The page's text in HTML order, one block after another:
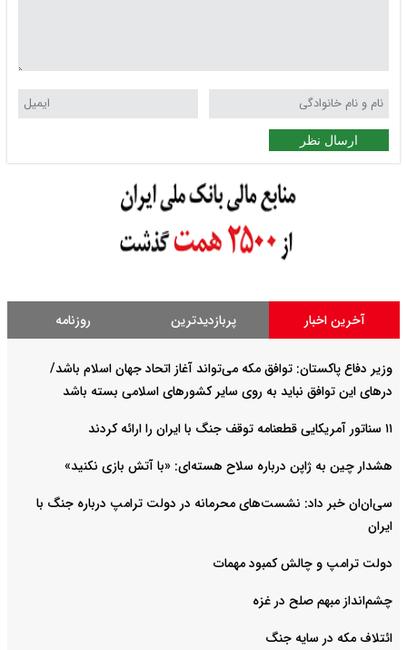
ارسال نظر
آخرین اخبار پربازدیدترین روزنامه
وزیر دفاع پاکستان: توافق مکه می‌تواند آغاز اتحاد جهان اسلام باشد/
درهای این توافق نباید به روی سایر کشورهای اسلامی بسته باشد
۱۱ سناتور آمریکایی قطعنامه توقف جنگ با ایران را ارائه کردند
هشدار چین به ژاپن درباره سلاح هسته‌ای: «با آتش بازی نکنید»
سی‌ان‌ان خبر داد: نشست‌های محرمانه در دولت ترامپ درباره جنگ با
ایران
دولت ترامپ و چالش کمبود مهمات
چشم‌انداز مبهم صلح در غزه
ائتلاف مکه در سایه جنگ